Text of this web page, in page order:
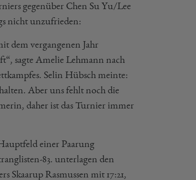
gegenüber Chen Su Yu/Lee
nicht unzufrieden:
dem vergangenen Jahr
sagte Amelie Lehmann nach
Selin Hübsch meinte:
Aber uns fehlt noch die
daher ist das Turnier immer
einer Paarung
83. unterlagen den
Rasmussen mit 17:21,